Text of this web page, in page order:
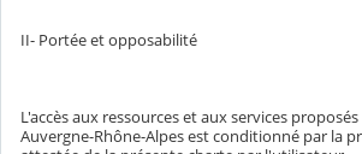
II- Portée et opposabilité
L'accès aux ressources et aux services
Auvergne-Rhône-Alpes est conditionné par la